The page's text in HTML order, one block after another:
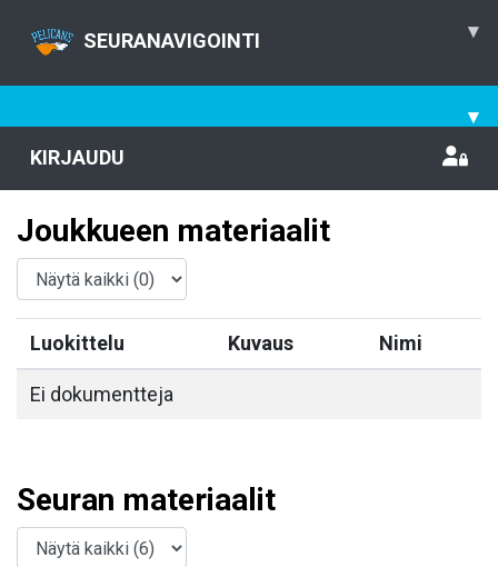
SEURANAVIGOINTI ▾
▾
KIRJAUDU
Joukkueen materiaalit
Luokittelu Kuvaus Nimi
Ei dokumentteja
Seuran materiaalit